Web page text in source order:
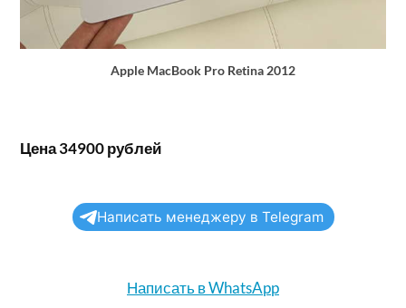
Apple MacBook Pro Retina 2012
Цена 34900 рублей
Написать менеджеру в Telegram
Написать в WhatsApp